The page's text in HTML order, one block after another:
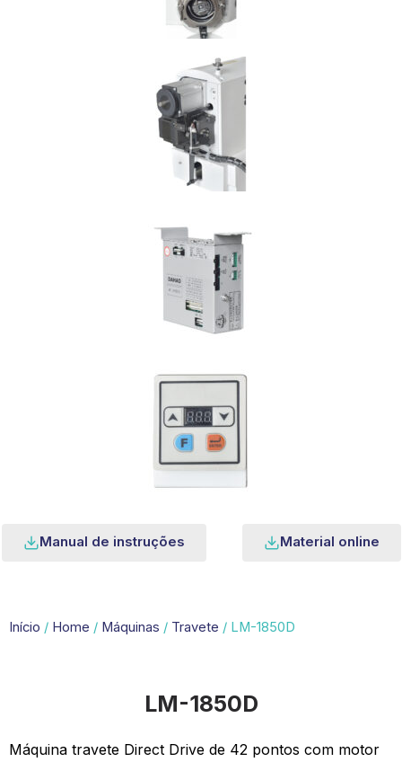
Manual de instruções Material online
Início / Home / Máquinas / Travete / LM-1850D
LM-1850D
Máquina travete Direct Drive de 42 pontos com motor